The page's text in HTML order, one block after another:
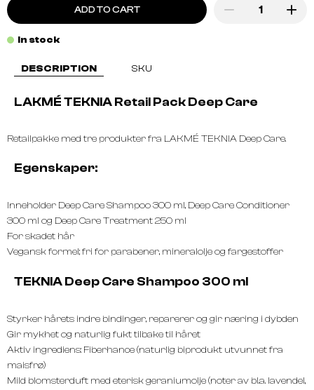
ADD TO CART
In stock
DESCRIPTION SKU
LAKMÉ TEKNIA Retail Pack Deep Care
Retailpakke med tre produkter fra LAKMÉ TEKNIA Deep Care.
Egenskaper:
Inneholder Deep Care Shampoo 300 ml, Deep Care Conditioner
300 ml og Deep Care Treatment 250 ml
For skadet hår
Vegansk formel; fri for parabener, mineralolje og fargestoffer
TEKNIA Deep Care Shampoo 300 ml
Styrker hårets indre bindinger, reparerer og gir næring i dybden
Gir mykhet og naturlig fukt tilbake til håret
Aktiv ingrediens: Fiberhance (naturlig biprodukt utvunnet fra
maisfrø)
Mild blomsterduft med eterisk geraniumolje (noter av bl.a. lavendel,